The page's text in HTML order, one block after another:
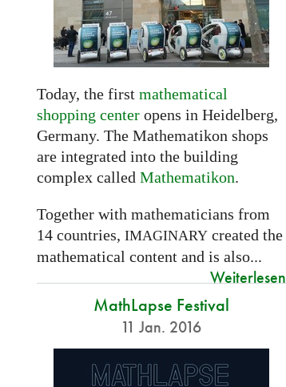
Today, the first mathematical
shopping centeropens in Heidelberg,
Germany. The Mathematikon shops
are integrated into the building
complex called Mathematikon.
Together with mathematicians from
14 countries, IMAGINARYcreated the
mathematical content and is also...
Weiterlesen
MathLapse Festival
11 Jan. 2016